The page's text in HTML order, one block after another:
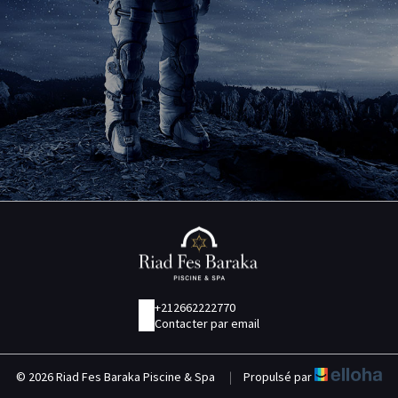
+212662222770
Contacter par email
© 2026 Riad Fes Baraka Piscine & Spa | Propulsé par